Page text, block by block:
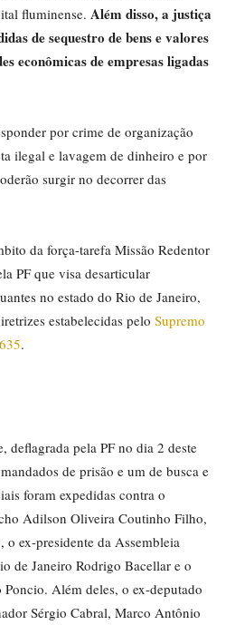
fluminense. Além disso, a justiça
de sequestro de bens e valores
econômicas de empresas ligadas
por crime de organização
ilegal e lavagem de dinheiro e por
surgir no decorrer das
da força-tarefa Missão Redentor
PF que visa desarticular
no estado do Rio de Janeiro,
estabelecidas pelo Supremo
.
deflagrada pela PF no dia 2 deste
de prisão e um de busca e
foram expedidas contra o
Adilson Oliveira Coutinho Filho,
ex-presidente da Assembleia
de Janeiro Rodrigo Bacellar e o
Além deles, o ex-deputado
Sérgio Cabral, Marco Antônio